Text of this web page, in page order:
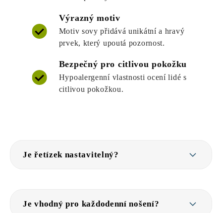
Výrazný motiv
Motiv sovy přidává unikátní a hravý
prvek, který upoutá pozornost.
Bezpečný pro citlivou pokožku
Hypoalergenní vlastnosti ocení lidé s
citlivou pokožkou.
Je řetízek nastavitelný?
Je vhodný pro každodenní nošení?